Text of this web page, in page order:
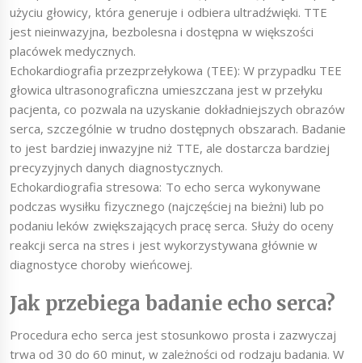
użyciu głowicy, która generuje i odbiera ultradźwięki. TTE
jest nieinwazyjna, bezbolesna i dostępna w większości
placówek medycznych.
Echokardiografia przezprzełykowa (TEE): W przypadku TEE
głowica ultrasonograficzna umieszczana jest w przełyku
pacjenta, co pozwala na uzyskanie dokładniejszych obrazów
serca, szczególnie w trudno dostępnych obszarach. Badanie
to jest bardziej inwazyjne niż TTE, ale dostarcza bardziej
precyzyjnych danych diagnostycznych.
Echokardiografia stresowa: To echo serca wykonywane
podczas wysiłku fizycznego (najczęściej na bieżni) lub po
podaniu leków zwiększających pracę serca. Służy do oceny
reakcji serca na stres i jest wykorzystywana głównie w
diagnostyce choroby wieńcowej.
Jak przebiega badanie echo serca?
Procedura echo serca jest stosunkowo prosta i zazwyczaj
trwa od 30 do 60 minut, w zależności od rodzaju badania. W